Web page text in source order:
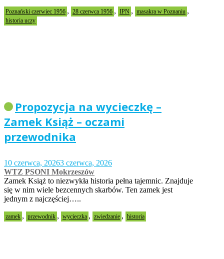
Poznański czerwiec 1956 , 28 czerwca 1956 , IPN , masakra w Poznaniu ,
historia uczy
Propozycja na wycieczkę –
Zamek Książ – oczami
przewodnika
10 czerwca, 20263 czerwca, 2026
WTZ PSONI Mokrzeszów
Zamek Książ to niezwykła historia pełna tajemnic. Znajduje
się w nim wiele bezcennych skarbów. Ten zamek jest
jednym z najczęściej…..
zamek , przewodnik , wycieczka , zwiedzanie , historia